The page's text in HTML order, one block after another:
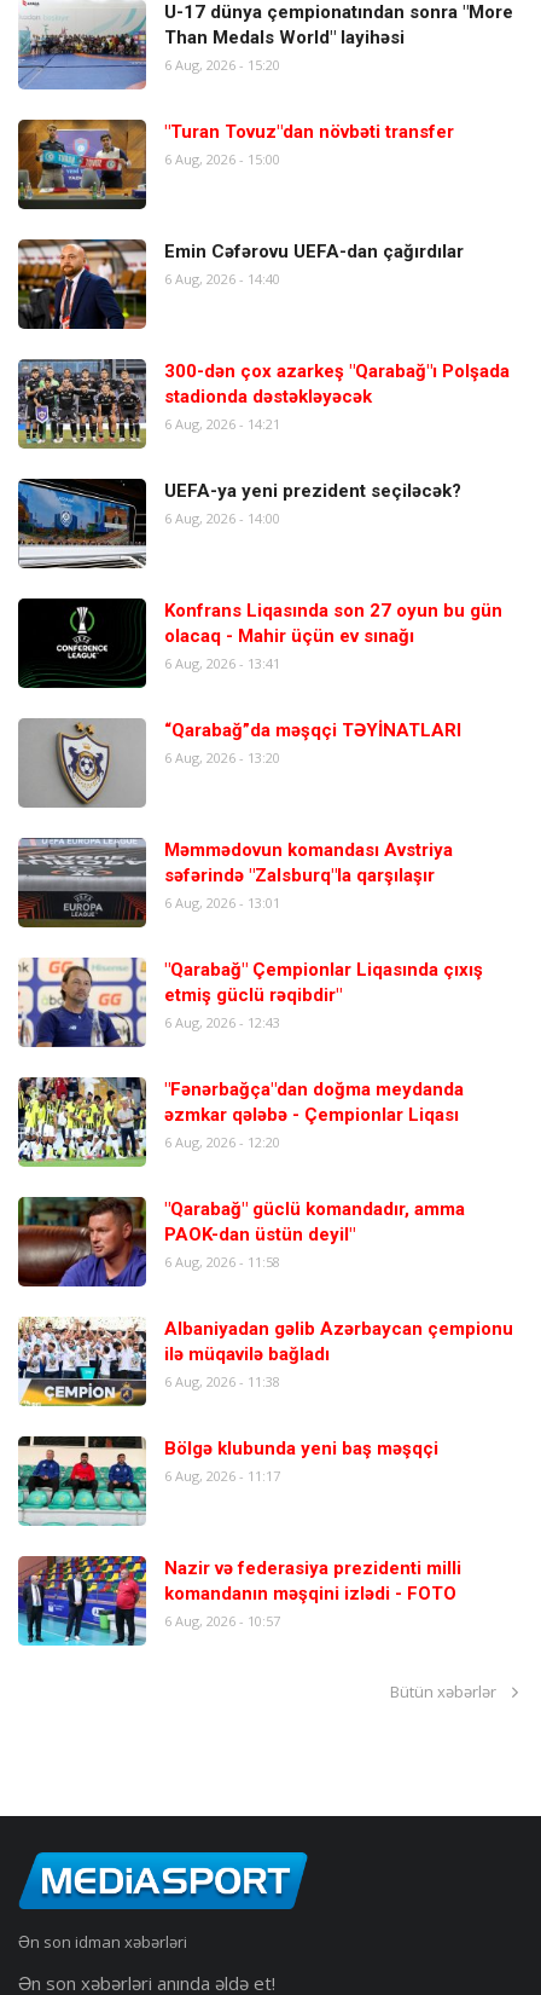
U-17 dünya çempionatından sonra "More
Than Medals World" layihəsi
6 Aug, 2026 - 15:20
"Turan Tovuz"dan növbəti transfer
6 Aug, 2026 - 15:00
Emin Cəfərovu UEFA-dan çağırdılar
6 Aug, 2026 - 14:40
300-dən çox azarkeş "Qarabağ"ı Polşada
stadionda dəstəkləyəcək
6 Aug, 2026 - 14:21
UEFA-ya yeni prezident seçiləcək?
6 Aug, 2026 - 14:00
Konfrans Liqasında son 27 oyun bu gün
olacaq - Mahir üçün ev sınağı
6 Aug, 2026 - 13:41
“Qarabağ”da məşqçi TƏYİNATLARI
6 Aug, 2026 - 13:20
Məmmədovun komandası Avstriya
səfərində "Zalsburq"la qarşılaşır
6 Aug, 2026 - 13:01
"Qarabağ" Çempionlar Liqasında çıxış
etmiş güclü rəqibdir"
6 Aug, 2026 - 12:43
"Fənərbağça"dan doğma meydanda
əzmkar qələbə - Çempionlar Liqası
6 Aug, 2026 - 12:20
"Qarabağ" güclü komandadır, amma
PAOK-dan üstün deyil"
6 Aug, 2026 - 11:58
Albaniyadan gəlib Azərbaycan çempionu
ilə müqavilə bağladı
6 Aug, 2026 - 11:38
Bölgə klubunda yeni baş məşqçi
6 Aug, 2026 - 11:17
Nazir və federasiya prezidenti milli
komandanın məşqini izlədi - FOTO
6 Aug, 2026 - 10:57
Bütün xəbərlər
Ən son idman xəbərləri
Ən son xəbərləri anında əldə et!